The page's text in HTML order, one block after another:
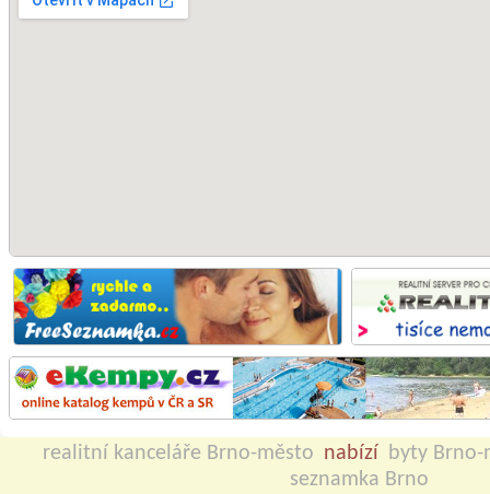
realitní kanceláře Brno-město nabízí byty Brno-
seznamka Brno